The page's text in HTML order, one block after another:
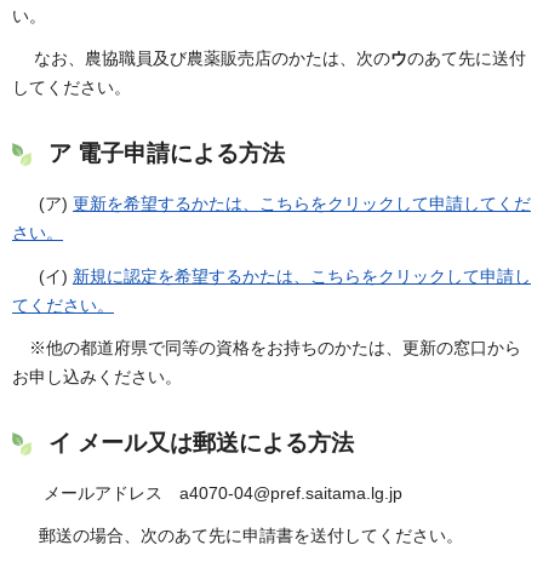
い。
なお、農協職員及び農薬販売店のかたは、次のウのあて先に送付
してください。
ア 電子申請による方法
(ア) 更新を希望するかたは、こちらをクリックして申請してくだ
さい。
(イ) 新規に認定を希望するかたは、こちらをクリックして申請し
てください。
※他の都道府県で同等の資格をお持ちのかたは、更新の窓口から
お申し込みください。
イ メール又は郵送による方法
メールアドレス a4070-04@pref.saitama.lg.jp
郵送の場合、次のあて先に申請書を送付してください。